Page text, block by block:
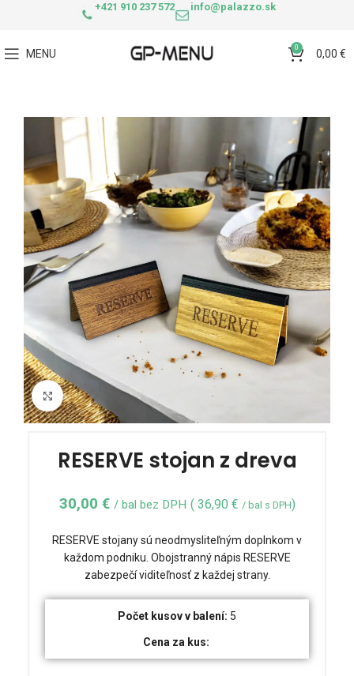
+421 910 237 572 info@palazzo.sk
MENU 0 0,00 €
Click to enlarge
RESERVE stojan z dreva
30,00 € / bal bez DPH ( 36,90 € / bal s DPH)
RESERVE stojany sú neodmysliteľným doplnkom v
každom podniku. Obojstranný nápis RESERVE
zabezpečí viditeľnosť z každej strany.
Počet kusov v balení: 5
Cena za kus: